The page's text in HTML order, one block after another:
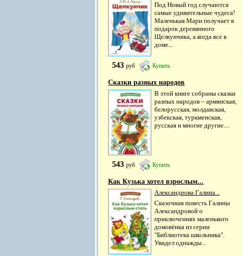
Под Новый год случаются
самые удивительные чудеса!
Маленькая Мари получает в
подарок деревянного
Щелкунчика, а когда все в
доме...
543 руб Купить
Сказки разных народов
В этой книге собраны сказки
разных народов – армянская,
белорусская, молдавская,
узбекская, туркменская,
русская и многие другие....
543 руб Купить
Как Кузька хотел взрослым...
Александрова Галина...
Сказочная повесть Галины
Александровой о
приключениях маленького
домовёнка из серии
"Библиотека школьника".
Увидел однажды...